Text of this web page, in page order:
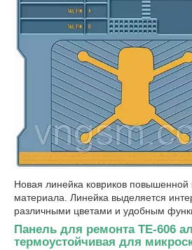
Новая линейка ковриков повышенной
материала. Линейка выделяется
различными цветами и удобным
Панель для ремонта TE-606
термоустойчивая для